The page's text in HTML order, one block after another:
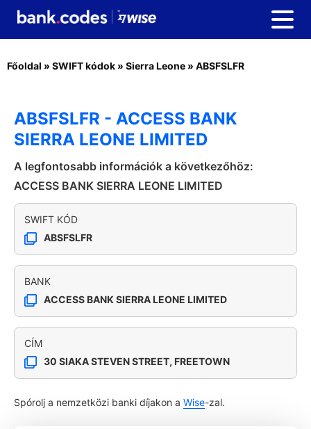
Főoldal » SWIFT kódok » Sierra Leone » ABSFSLFR
ABSFSLFR - ACCESS BANK
SIERRA LEONE LIMITED
A legfontosabb információk a következőhöz:
ACCESS BANK SIERRA LEONE LIMITED
SWIFT KÓD
ABSFSLFR
BANK
ACCESS BANK SIERRA LEONE LIMITED
CÍM
30 SIAKA STEVEN STREET, FREETOWN
Spórolj a nemzetközi banki díjakon a Wise-zal.